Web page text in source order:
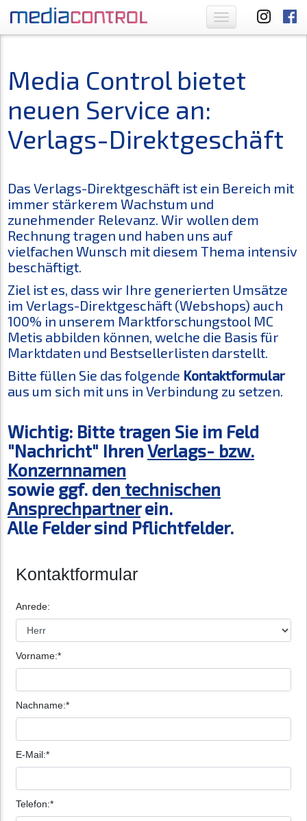
Toggle
navigation
Media Control bietet
neuen Service an:
Verlags-Direktgeschäft
Das Verlags-Direktgeschäft ist ein Bereich mit
immer stärkerem Wachstum und
zunehmender Relevanz. Wir wollen dem
Rechnung tragen und haben uns auf
vielfachen Wunsch mit diesem Thema intensiv
beschäftigt.
Ziel ist es, dass wir Ihre generierten Umsätze
im Verlags-Direktgeschäft (Webshops) auch
100% in unserem Marktforschungstool MC
Metis abbilden können, welche die Basis für
Marktdaten und Bestsellerlisten darstellt.
Bitte füllen Sie das folgende Kontaktformular
aus um sich mit uns in Verbindung zu setzen.
Wichtig: Bitte tragen Sie im Feld
"Nachricht" Ihren Verlags- bzw.
Konzernnamen
sowie ggf. den technischen
Ansprechpartnerein.
Alle Felder sind Pflichtfelder.